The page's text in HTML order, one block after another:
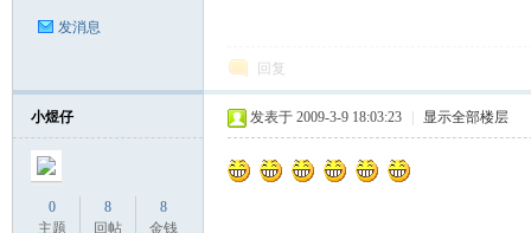
发消息
回复
小煜仔
0
主题
8
回帖
8
金钱
发表于 2009-3-9 18:03:23 显示全部楼层